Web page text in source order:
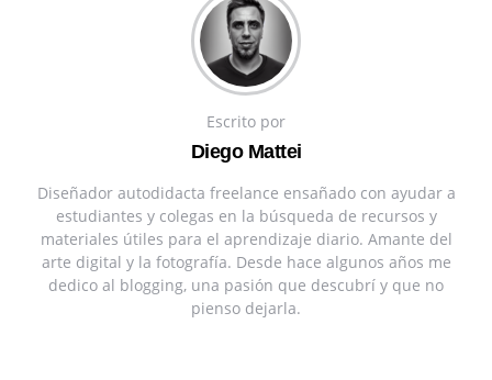
Escrito por
Diego Mattei
Diseñador autodidacta freelance ensañado con ayudar a
estudiantes y colegas en la búsqueda de recursos y
materiales útiles para el aprendizaje diario. Amante del
arte digital y la fotografía. Desde hace algunos años me
dedico al blogging, una pasión que descubrí y que no
pienso dejarla.